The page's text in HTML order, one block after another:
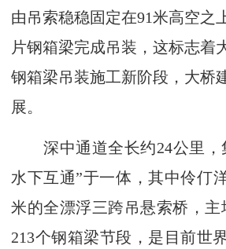
由吊索稳稳固定在91米高空之
片钢箱梁完成吊装，这标志着
钢箱梁吊装施工新阶段，大桥
展。
深中通道全长约24公里，
水下互通”于一体，其中伶仃
米的全漂浮三跨吊悬索桥，主
213个钢箱梁节段，是目前世